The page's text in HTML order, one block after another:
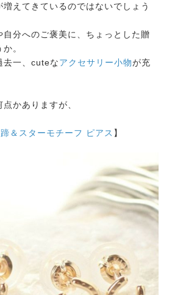
えてきているのではないでしょう
自分へのご褒美に、ちょっとした贈
。
去一、cuteなアクセサリー小物が充
かありますが、
＆スターモチーフ ピアス 】